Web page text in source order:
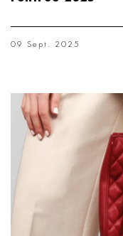
09 Sept. 2025